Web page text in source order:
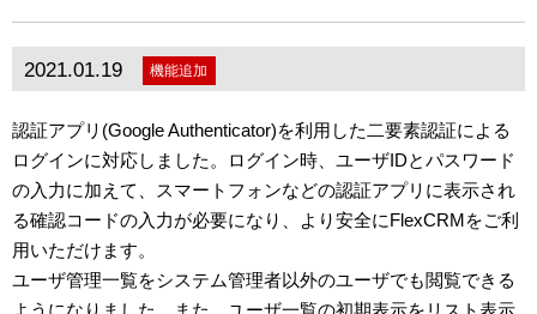
2021.01.19 機能追加
認証アプリ(Google Authenticator)を利用した二要素認証による
ログインに対応しました。ログイン時、ユーザIDとパスワード
の入力に加えて、スマートフォンなどの認証アプリに表示され
る確認コードの入力が必要になり、より安全にFlexCRMをご利
用いただけます。
ユーザ管理一覧をシステム管理者以外のユーザでも閲覧できる
ようになりました。また、ユーザ一覧の初期表示をリスト表示